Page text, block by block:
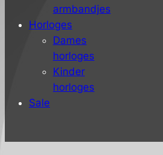
armbandjes
Horloges
Dames
horloges
Kinder
horloges
Sale